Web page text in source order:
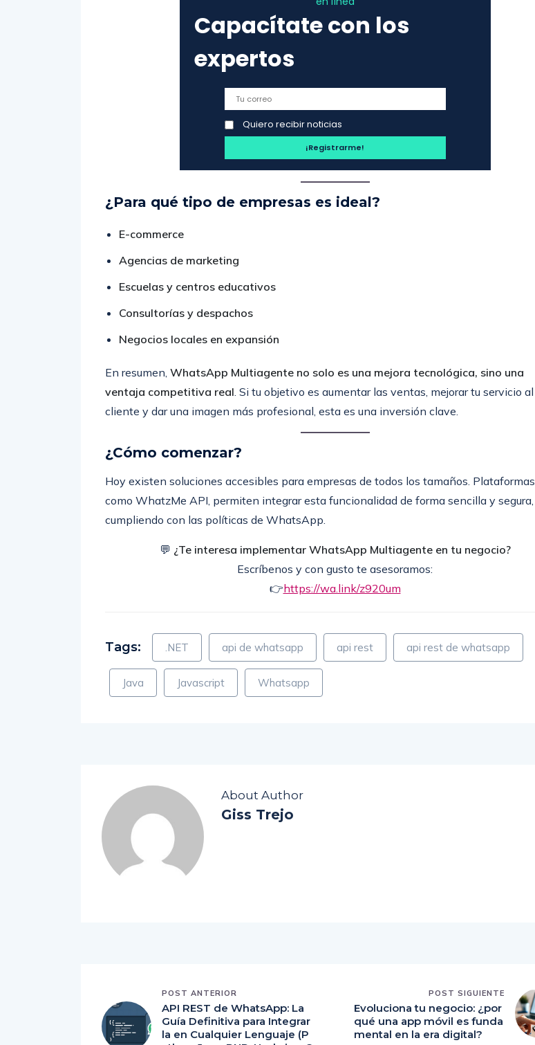
Capacítate con los
expertos
Quiero recibir noticias
¿Para qué tipo de empresas es ideal?
E-commerce
Agencias de marketing
Escuelas y centros educativos
Consultorías y despachos
Negocios locales en expansión
En resumen, WhatsApp Multiagente no solo es una mejora tecnológica, sino una
ventaja competitiva real. Si tu objetivo es aumentar las ventas, mejorar tu servicio al
cliente y dar una imagen más profesional, esta es una inversión clave.
¿Cómo comenzar?
Hoy existen soluciones accesibles para empresas de todos los tamaños. Plataformas
como WhatzMe API, permiten integrar esta funcionalidad de forma sencilla y segura,
cumpliendo con las políticas de WhatsApp.
💬 ¿Te interesa implementar WhatsApp Multiagente en tu negocio?
Escríbenos y con gusto te asesoramos:
👉https://wa.link/z920um
Tags: .NET api de whatsapp api rest api rest de whatsapp
Java Javascript Whatsapp
About Author
Giss Trejo
POST ANTERIOR
API REST de WhatsApp: La
Guía Definitiva para Integrar
la en Cualquier Lenguaje (P
POST SIGUIENTE
Evoluciona tu negocio: ¿por
qué una app móvil es funda
mental en la era digital?